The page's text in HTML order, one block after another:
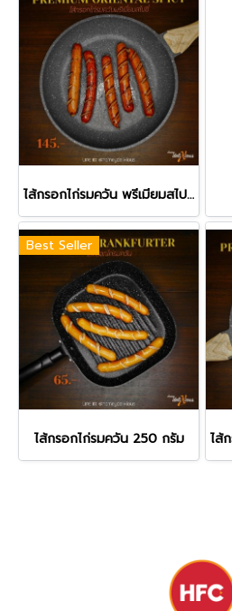
ไส้กรอกไก่รมควัน พรีเมียมสไปซี่ 250 กรัม
Best Seller
ไส้กรอกไก่รมควัน 250 กรัม